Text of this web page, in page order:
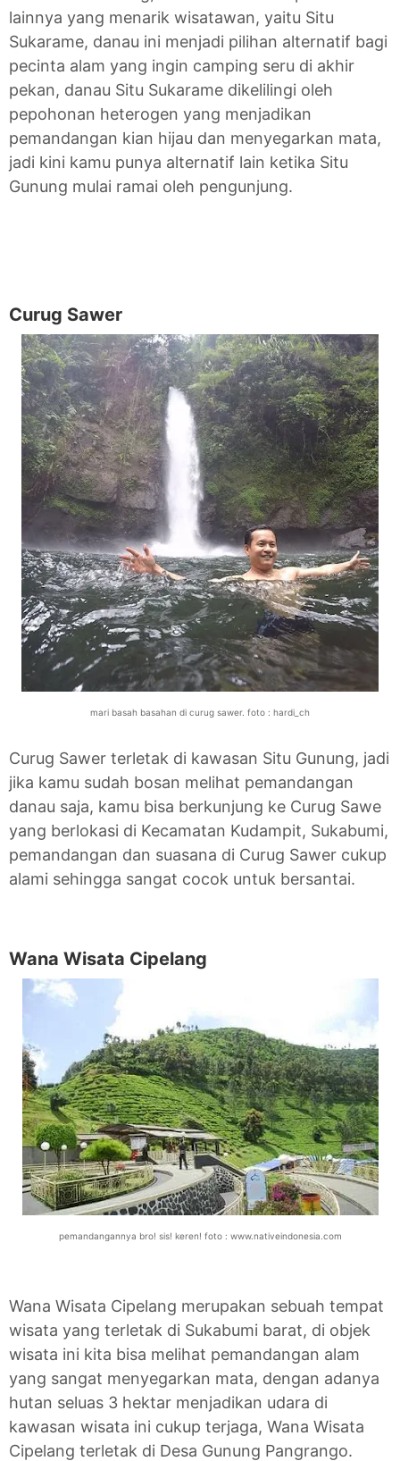
lainnya yang menarik wisatawan, yaitu Situ
Sukarame, danau ini menjadi pilihan alternatif bagi
pecinta alam yang ingin camping seru di akhir
pekan, danau Situ Sukarame dikelilingi oleh
pepohonan heterogen yang menjadikan
pemandangan kian hijau dan menyegarkan mata,
jadi kini kamu punya alternatif lain ketika Situ
Gunung mulai ramai oleh pengunjung.
Curug Sawer
mari basah basahan di curug sawer. foto : hardi_ch
Curug Sawer terletak di kawasan Situ Gunung, jadi
jika kamu sudah bosan melihat pemandangan
danau saja, kamu bisa berkunjung ke Curug Sawe
yang berlokasi di Kecamatan Kudampit, Sukabumi,
pemandangan dan suasana di Curug Sawer cukup
alami sehingga sangat cocok untuk bersantai.
Wana Wisata Cipelang
pemandangannya bro! sis! keren! foto : www.nativeindonesia.com
Wana Wisata Cipelang merupakan sebuah tempat
wisata yang terletak di Sukabumi barat, di objek
wisata ini kita bisa melihat pemandangan alam
yang sangat menyegarkan mata, dengan adanya
hutan seluas 3 hektar menjadikan udara di
kawasan wisata ini cukup terjaga, Wana Wisata
Cipelang terletak di Desa Gunung Pangrango.